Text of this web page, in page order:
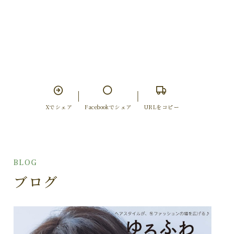
Xでシェア Facebookでシェア URLをコピー
BLOG
ブログ